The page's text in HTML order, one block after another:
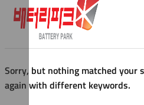
Sorry, but nothing matched your
again with different keywords.